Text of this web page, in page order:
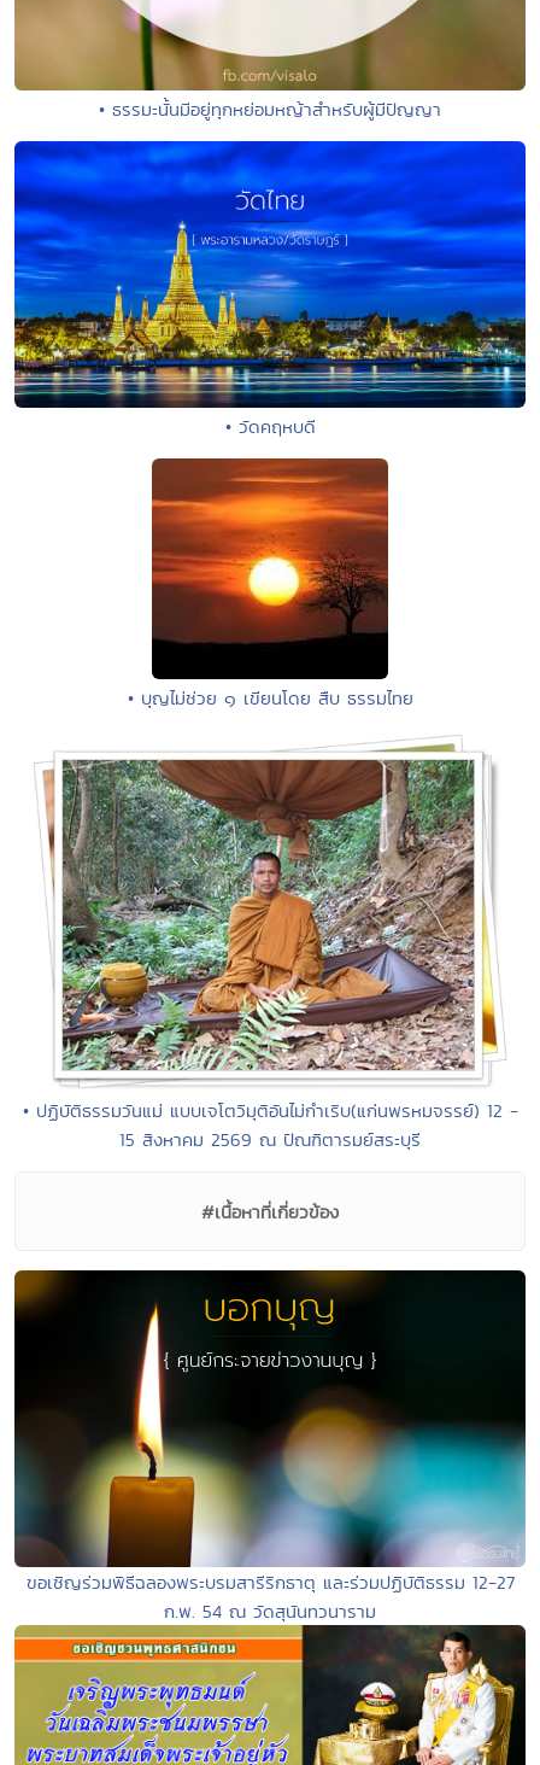
• ธรรมะนั้นมีอยู่ทุกหย่อมหญ้าสำหรับผู้มีปัญญา
• วัดคฤหบดี
• บุญไม่ช่วย ๑ เขียนโดย สืบ ธรรมไทย
• ปฏิบัติธรรมวันแม่ แบบเจโตวิมุติอันไม่กำเริบ(แก่นพรหมจรรย์) 12 -
15 สิงหาคม 2569 ณ ปัณฑิตารมย์สระบุรี
#เนื้อหาที่เกี่ยวข้อง
ขอเชิญร่วมพิธีฉลองพระบรมสารีริกธาตุ และร่วมปฏิบัติธรรม 12-27
ก.พ. 54 ณ วัดสุนันทวนาราม